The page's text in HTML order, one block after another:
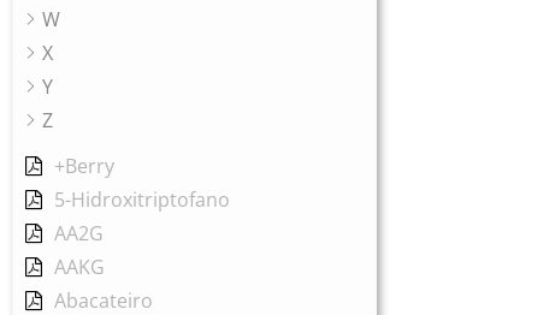
W
X
Y
Z
+Berry
5-Hidroxitriptofano
AA2G
AAKG
Abacateiro